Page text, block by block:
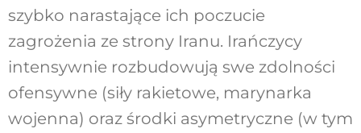
szybko narastające ich poczucie
zagrożenia ze strony Iranu. Irańczycy
intensywnie rozbudowują swe zdolności
ofensywne (siły rakietowe, marynarka
wojenna) oraz środki asymetryczne (w tym